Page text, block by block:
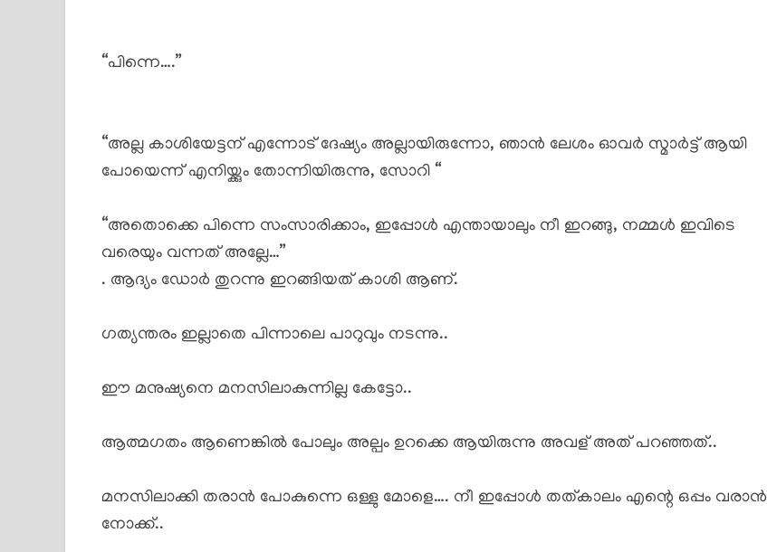
“പിന്നെ….”
“അല്ല കാശിയേട്ടന് എന്നോട് ദേഷ്യം അല്ലായിരുന്നോ, ഞാൻ ലേശം ഓവർ സ്മാർട്ട്‌ ആയി
പോയെന്ന് എനിയ്ക്കും തോന്നിയിരുന്നു, സോറി “
“അതൊക്കെ പിന്നെ സംസാരിക്കാം, ഇപ്പോൾ എന്തായാലും നീ ഇറങ്ങു, നമ്മൾ ഇവിടെ
വരെയും വന്നത് അല്ലേ…”
. ആദ്യം ഡോർ തുറന്നു ഇറങ്ങിയത് കാശി ആണ്.
ഗത്യന്തരം ഇല്ലാതെ പിന്നാലെ പാറുവും നടന്നു..
ഈ മനുഷ്യനെ മനസിലാകുന്നില്ല കേട്ടോ..
ആത്മഗതം ആണെങ്കിൽ പോലും അല്പം ഉറക്കെ ആയിരുന്നു അവള് അത് പറഞ്ഞത്..
മനസിലാക്കി തരാൻ പോകുന്നെ ഒള്ളു മോളെ…. നീ ഇപ്പോൾ തത്കാലം എന്റെ ഒപ്പം വരാൻ
നോക്ക്..